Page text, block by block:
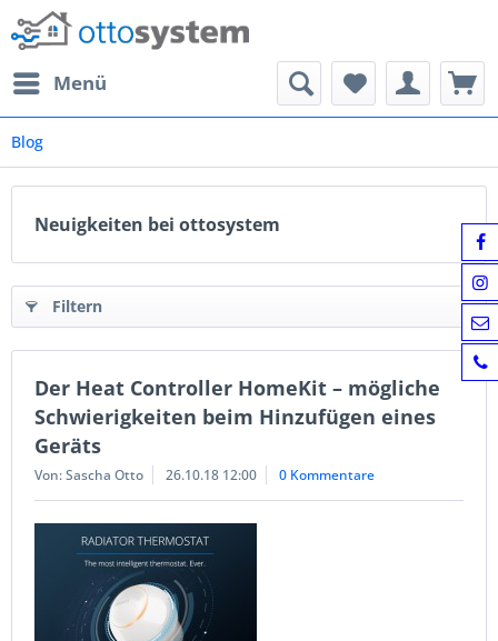
Menü
Blog
Neuigkeiten bei ottosystem
Filtern
Der Heat Controller HomeKit – mögliche
Schwierigkeiten beim Hinzufügen eines
Geräts
Von: Sascha Otto 26.10.18 12:00 0 Kommentare